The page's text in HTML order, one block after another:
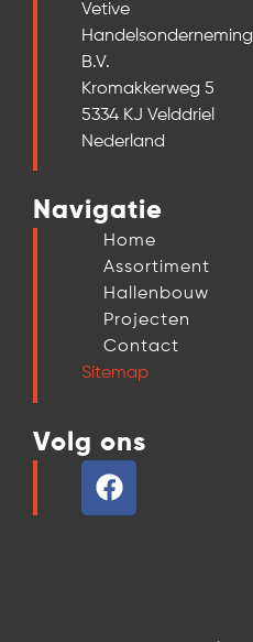
Vetive
Handelsonderneming
B.V.
Kromakkerweg 5
5334 KJ Velddriel
Nederland
Navigatie
Home
Assortiment
Hallenbouw
Projecten
Contact
Sitemap
Volg ons